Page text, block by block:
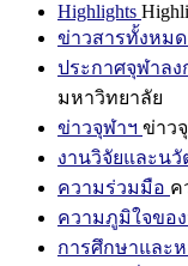
Highlights
ข่าวสารทั้งหมด
ประกาศจุฬาล
มหาวิทยาลัย
ข่าวจุฬาฯ ข่าว
งานวิจัยและนวั
ความร่วมมือ ค
ความภูมิใจขอ
การศึกษาและ